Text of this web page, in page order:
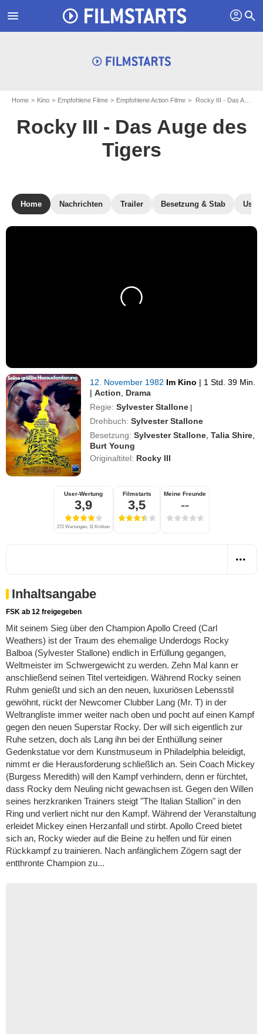
menu profil search
Home Kino Empfohlene Filme Empfohlene Action Filme Rocky III - Das Auge des Tigers
Rocky III - Das Auge des
Tigers
Home Nachrichten Trailer Besetzung & Stab
12. November 1982 Im Kino | 1 Std. 39 Min.
| Action
Drama
Regie: Sylvester Stallone |
Drehbuch: Sylvester Stallone
Besetzung: Sylvester Stallone ,Talia Shire
Burt Young
Originaltitel: Rocky III
User-Wertung
3,9
272 Wertungen, 11 Kritiken
Filmstarts
3,5
Meine Freunde
--
Inhaltsangabe
FSK ab 12 freigegeben
Mit seinem Sieg über den Champion Apollo Creed (Carl
Weathers) ist der Traum des ehemalige Underdogs Rocky
Balboa (Sylvester Stallone) endlich in Erfüllung gegangen,
Weltmeister im Schwergewicht zu werden. Zehn Mal kann er
anschließend seinen Titel verteidigen. Während Rocky seinen
Ruhm genießt und sich an den neuen, luxuriösen Lebensstil
gewöhnt, rückt der Newcomer Clubber Lang (Mr. T) in der
Weltrangliste immer weiter nach oben und pocht auf einen Kampf
gegen den neuen Superstar Rocky. Der will sich eigentlich zur
Ruhe setzen, doch als Lang ihn bei der Enthüllung seiner
Gedenkstatue vor dem Kunstmuseum in Philadelphia beleidigt,
nimmt er die Herausforderung schließlich an. Sein Coach Mickey
(Burgess Meredith) will den Kampf verhindern, denn er fürchtet,
dass Rocky dem Neuling nicht gewachsen ist. Gegen den Willen
seines herzkranken Trainers steigt "The Italian Stallion" in den
Ring und verliert nicht nur den Kampf. Während der Veranstaltung
erleidet Mickey einen Herzanfall und stirbt. Apollo Creed bietet
sich an, Rocky wieder auf die Beine zu helfen und für einen
Rückkampf zu trainieren. Nach anfänglichem Zögern sagt der
entthronte Champion zu...